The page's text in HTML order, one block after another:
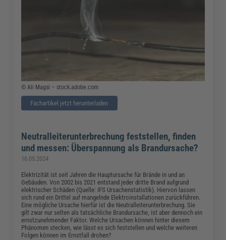
© Ali Magsi – stock.adobe.com
Fachartikel jetzt herunterladen
Neutralleiterunterbrechung feststellen, finden
und messen: Überspannung als Brandursache?
16.05.2024
Elektrizität ist seit Jahren die Hauptursache für Brände in und an
Gebäuden. Von 2002 bis 2021 entstand jeder dritte Brand aufgrund
elektrischer Schäden (Quelle: IFS Ursachenstatistik). Hiervon lassen
sich rund ein Drittel auf mangelnde Elektroinstallationen zurückführen.
Eine mögliche Ursache hierfür ist die Neutralleiterunterbrechung. Sie
gilt zwar nur selten als tatsächliche Brandursache, ist aber dennoch ein
ernstzunehmender Faktor. Welche Ursachen können hinter diesem
Phänomen stecken, wie lässt es sich feststellen und welche weiteren
Folgen können im Ernstfall drohen?